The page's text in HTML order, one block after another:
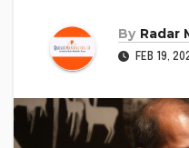
By Radar
FEB 19,